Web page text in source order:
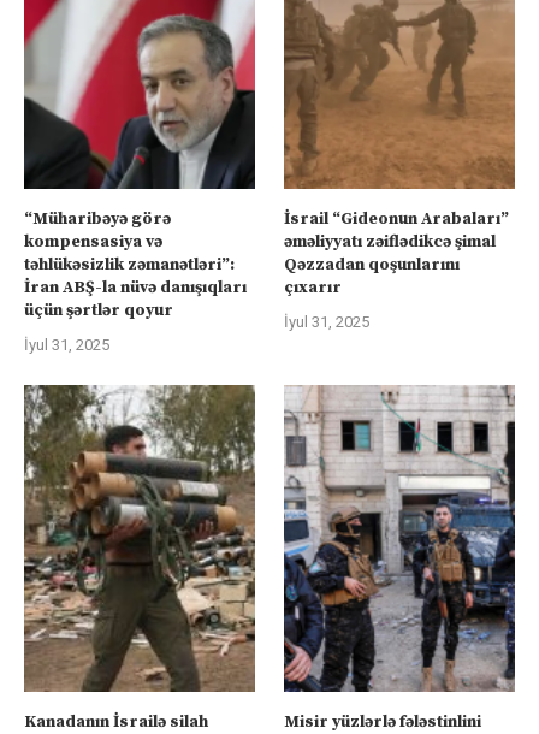
“Müharibəyə görə
kompensasiya və
təhlükəsizlik zəmanətləri”:
İran ABŞ-la nüvə danışıqları
üçün şərtlər qoyur
İyul 31, 2025
İsrail “Gideonun Arabaları”
əməliyyatı zəiflədikcə şimal
Qəzzadan qoşunlarını
çıxarır
İyul 31, 2025
Kanadanın İsrailə silah
Misir yüzlərlə fələstinlini